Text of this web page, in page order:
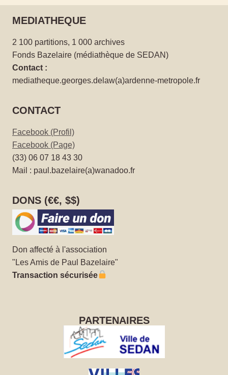
MEDIATHEQUE
2 100 partitions, 1 000 archives
Fonds Bazelaire (médiathèque de SEDAN)
Contact :
mediatheque.georges.delaw(a)ardenne-metropole.fr
CONTACT
Facebook (Profil)
Facebook (Page)
(33) 06 07 18 43 30
Mail : paul.bazelaire(a)wanadoo.fr
DONS (€€, $$)
Don affecté à l'association
"Les Amis de Paul Bazelaire"
Transaction sécurisée
PARTENAIRES